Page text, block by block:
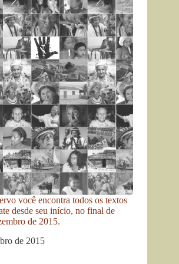
você encontra todos os textos
desde seu início, no final de
de 2015.
de 2015